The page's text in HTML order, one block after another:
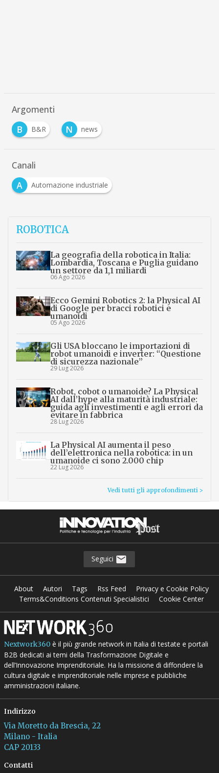
Argomenti
B
B&R N news
Canali
A
Automazione industriale
ROBOTICA
La geografia della robotica in Italia:
Lombardia, Toscana e Puglia guidano
un settore da 1,1 miliardi
06 Ago 2026
Ecco Gemini Robotics 2: la Physical AI
di Google per bracci robotici e
umanoidi
05 Ago 2026
Gli USA bloccano le importazioni di
robot umanoidi e inverter: “Questione
di sicurezza nazionale”
29 Lug 2026
Robot, cobot o umanoide? La Physical
AI dall’hype alla maturità industriale:
guida agli investimenti e agli errori da
evitare in fabbrica
28 Lug 2026
La Physical AI aumenta il peso
dell’elettronica nella robotica: in un
umanoide ci sono 2.000 chip
22 Lug 2026
Vedi tutti gli approfondimenti >
Seguici
About Autori Tags Rss Feed
Privacy e Cookie Policy
Terms&Conditions Contenuti Specialistici
Cookie Center
Nextwork360è il più grande network in Italia di testate e portali
B2B dedicati ai temi della Trasformazione Digitale e
dell’Innovazione Imprenditoriale. Ha la missione di diffondere la
cultura digitale e imprenditoriale nelle imprese e pubbliche
amministrazioni italiane.
Indirizzo
Via Moretto da Brescia, 22
Milano - Italia
CAP 20133
Contatti